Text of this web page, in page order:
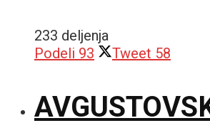
233 deljenja
Podeli 93 Tweet 58